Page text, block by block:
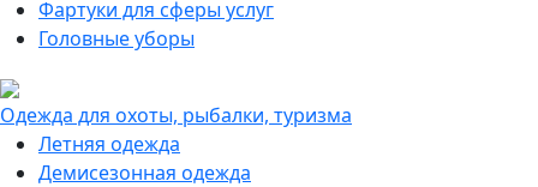
Фартуки для сферы услуг
Головные уборы
Одежда для охоты, рыбалки, туризма
Летняя одежда
Демисезонная одежда